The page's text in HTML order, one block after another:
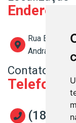
Endereço
Rua Evandro
Andradina -
Contato
Telefone
(18)